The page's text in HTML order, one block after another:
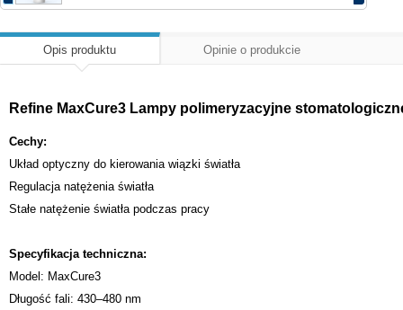
Opis produktu Opinie o produkcie
Refine MaxCure3 Lampy polimeryzacyjne
Cechy:
Układ optyczny do kierowania wiązki światła
Regulacja natężenia światła
Stałe natężenie światła podczas pracy
Specyfikacja techniczna:
Model: MaxCure3
Długość fali: 430–480 nm